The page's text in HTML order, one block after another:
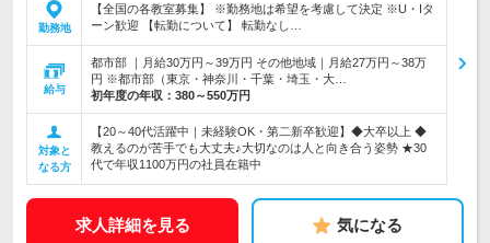
勤務地
【全国の各教室募集】 ※勤務地は希望を考慮して決定 ※U・Iタ
ーン歓迎 【転勤について】 転勤なし…
給与
都市部 ｜月給30万円～39万円 その他地域｜月給27万円～38万
円 ※都市部（東京・神奈川・千葉・埼玉・大…
初年度の年収： 380～550万円
対象と
なる方
【20～40代活躍中｜未経験OK・第二新卒歓迎】◆大卒以上 ◆
教えるのが苦手でも大丈夫♪大切なのは人と向き合う姿勢 ★30
代で年収1100万円の社員在籍中
求人詳細を見る 気になる